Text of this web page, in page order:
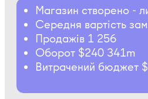
Магазин створено -
Середня вартість
Продажів 1 256
Оборот $240 341m
Витрачений бюджет